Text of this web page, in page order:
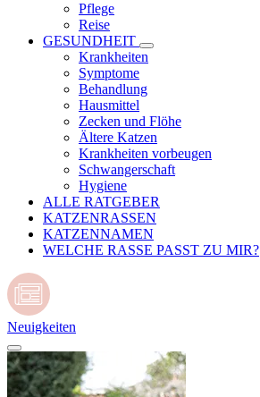
Pflege
Reise
GESUNDHEIT
Krankheiten
Symptome
Behandlung
Hausmittel
Zecken und Flöhe
Ältere Katzen
Krankheiten vorbeugen
Schwangerschaft
Hygiene
ALLE RATGEBER
KATZENRASSEN
KATZENNAMEN
WELCHE RASSE PASST ZU MIR?
Neuigkeiten